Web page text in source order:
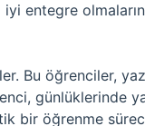
entegre
Bu öğrenciler,
günlüklerinde
bir öğrenme